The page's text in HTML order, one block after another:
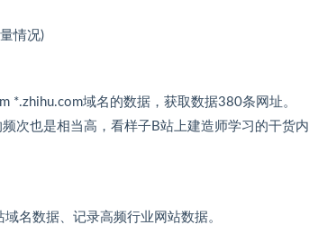
情况)
*.zhihu.com域名的数据，获取数据380条网址。
次也是相当高，看样子B站上建造师学习的干货内
名数据、记录高频行业网站数据。